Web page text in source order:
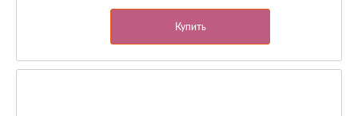
Купить